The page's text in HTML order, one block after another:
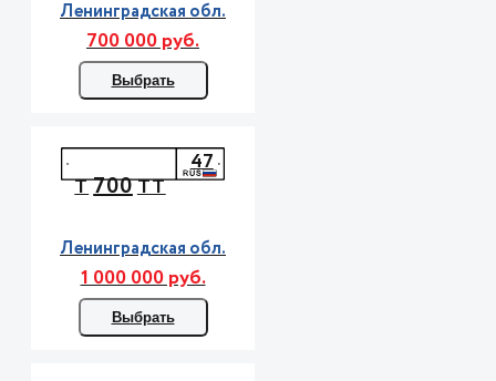
Ленинградская обл.
700 000 руб.
Выбрать
Т700ТТ
47
Ленинградская обл.
1 000 000 руб.
Выбрать